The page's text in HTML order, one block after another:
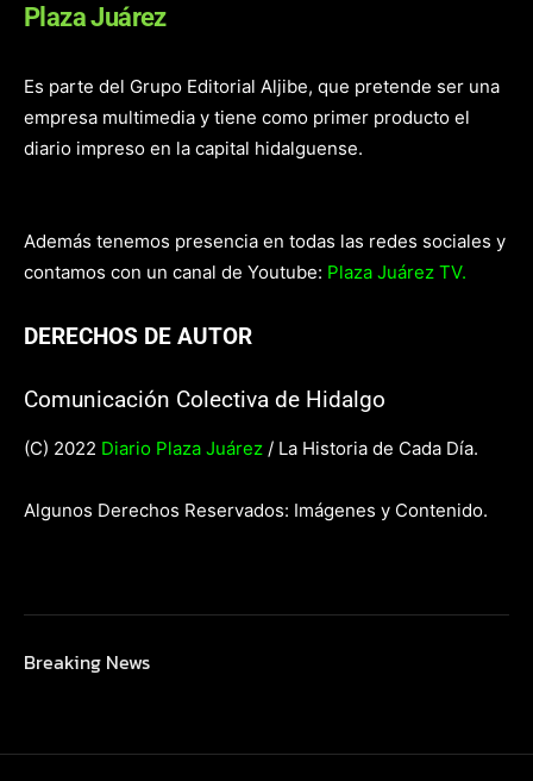
Plaza Juárez
Es parte del Grupo Editorial Aljibe, que pretende ser una
empresa multimedia y tiene como primer producto el
diario impreso en la capital hidalguense.
Además tenemos presencia en todas las redes sociales y
contamos con un canal de Youtube: Plaza Juárez TV.
DERECHOS DE AUTOR
Comunicación Colectiva de Hidalgo
(C) 2022 Diario Plaza Juárez / La Historia de Cada Día.
Algunos Derechos Reservados: Imágenes y Contenido.
Breaking News